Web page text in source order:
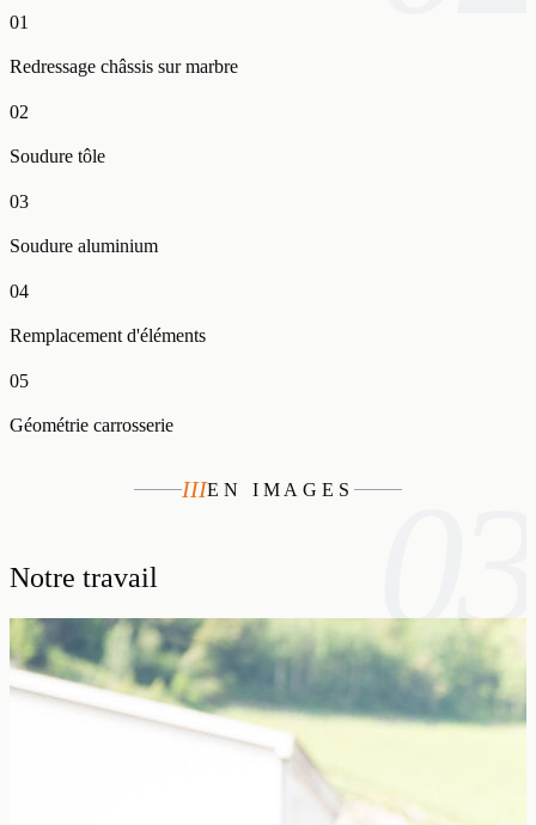
01
Redressage châssis sur marbre
02
Soudure tôle
03
Soudure aluminium
04
Remplacement d'éléments
05
Géométrie carrosserie
03
IIIEN IMAGES
Notre travail